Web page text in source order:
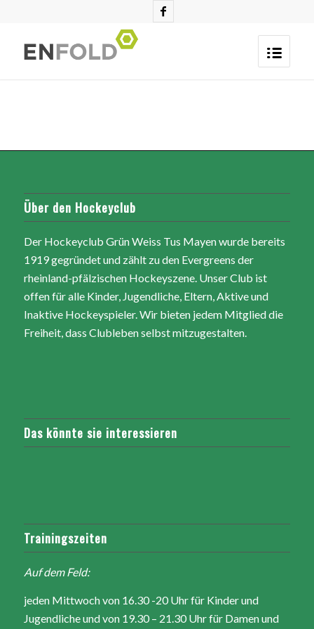
Über den Hockeyclub
Der Hockeyclub Grün Weiss Tus Mayen wurde bereits
1919 gegründet und zählt zu den Evergreens der
rheinland-pfälzischen Hockeyszene. Unser Club ist
offen für alle Kinder, Jugendliche, Eltern, Aktive und
Inaktive Hockeyspieler. Wir bieten jedem Mitglied die
Freiheit, dass Clubleben selbst mitzugestalten.
Das könnte sie interessieren
Trainingszeiten
Auf dem Feld:
jeden Mittwoch von 16.30 -20 Uhr für Kinder und
Jugendliche und von 19.30 – 21.30 Uhr für Damen und